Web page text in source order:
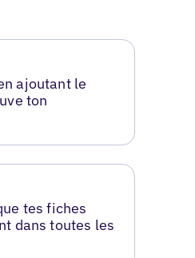
ajoutant le
ton
tes fiches
dans toutes les